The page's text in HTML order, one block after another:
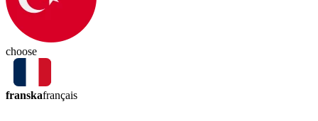
choose
franskafrançais